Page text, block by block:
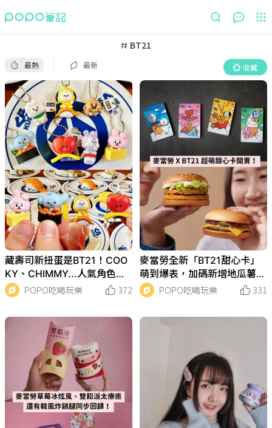
BT21
最熱 最新 收藏
收藏
藏壽司新扭蛋是BT21！COO
KY、CHIMMY...人氣角色大
集合、快約吃壽司啦！
POPO吃喝玩樂 372
麥當勞全新「BT21甜心卡」
萌到爆表，加碼新增地瓜薯、
蜂蜜奶茶...真的超划算！
POPO吃喝玩樂 331